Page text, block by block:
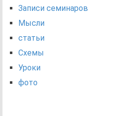
Записи семинаров
Мысли
статьи
Схемы
Уроки
фото